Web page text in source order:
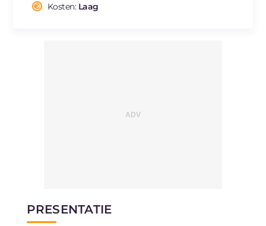
Kosten: Laag
PRESENTATIE